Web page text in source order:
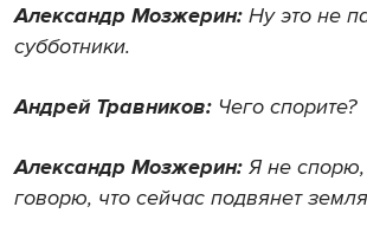
Александр Мозжерин: Ну это не
субботники.
Андрей Травников: Чего спорите?
Александр Мозжерин: Я не спорю,
говорю, что сейчас подвянет